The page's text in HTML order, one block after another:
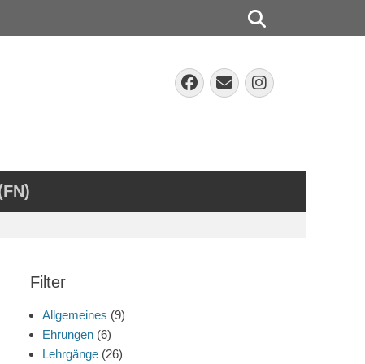
Facebook
E-
Mail
Filter
Allgemeines (9)
Ehrungen (6)
Lehrgänge (26)